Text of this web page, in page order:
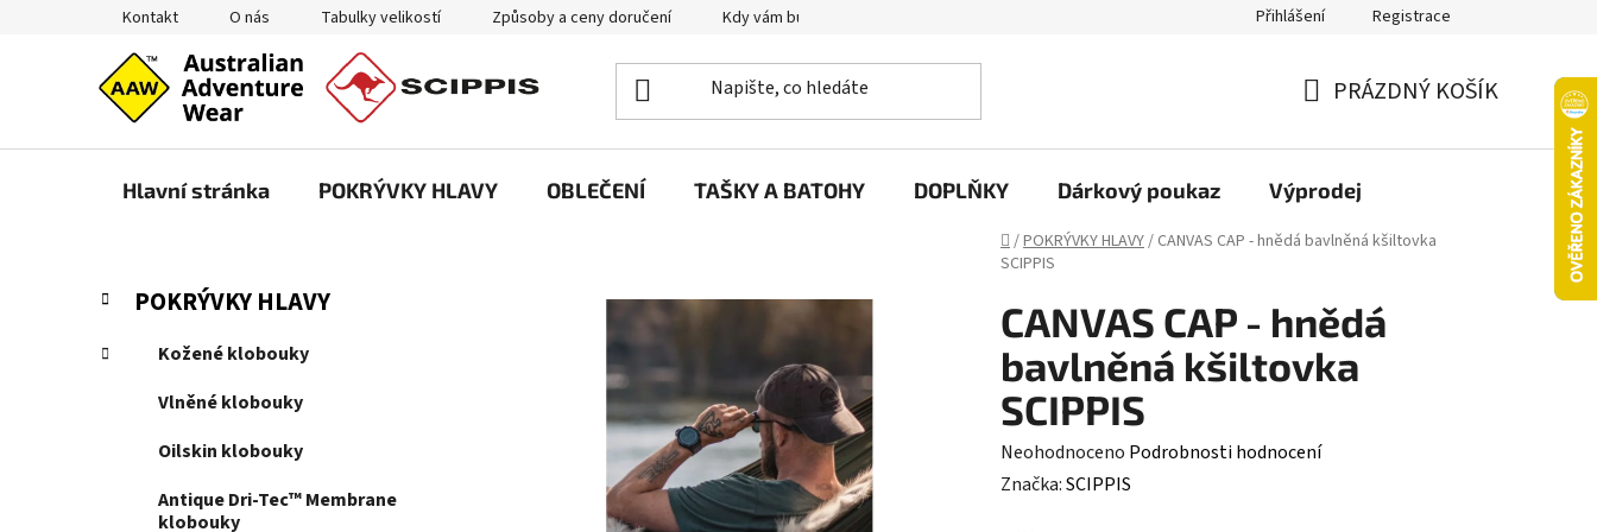
Kontakt O nás Tabulky velikostí Způsoby a ceny doručení Kdy vám bude zboží doručené? Výměna zboží nebo vrácení ve 14denní lhůtě Platba objednávky kartou
Přihlášení Registrace
KOŠÍK
PRÁZDNÝ KOŠÍK
Hlavní stránka POKRÝVKY HLAVY OBLEČENÍ TAŠKY A BATOHY DOPLŇKY Dárkový poukaz Výprodej
Domů
/POKRÝVKY HLAVY/ CANVAS CAP - hnědá bavlněná kšiltovka
SCIPPIS
P
s
Přeskočit
kategorie
K
a
e
POKRÝVKY HLAVY
Kožené klobouky
Vlněné klobouky
Oilskin klobouky
Antique Dri-Tec™ Membrane
klobouky
CANVAS CAP - hnědá
bavlněná kšiltovka
SCIPPIS
Průměrné
hodnocení
Neohodnoceno Podrobnosti hodnocení
Značka:SCIPPIS